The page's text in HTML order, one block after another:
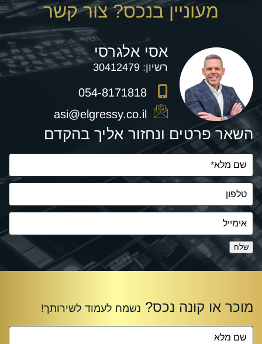
מעוניין בנכס? צור קשר
אסי אלגרסי
רשיון: 30412479
054-8171818
asi@elgressy.co.il
השאר פרטים ונחזור אליך בהקדם
שלח